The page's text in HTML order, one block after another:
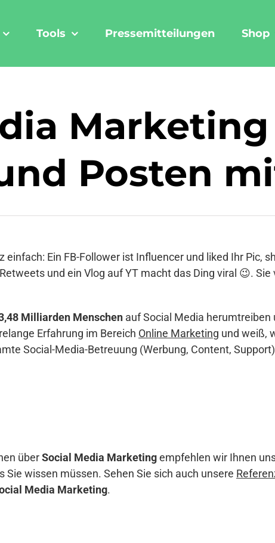
Tools Pressemitteilungen Shop
Marketing
Posten
einfach: Ein FB-Follower ist Influencer und liked Ihr Pic,
und ein Vlog auf YT macht das Ding viral 😉.
Milliarden Menschen auf Social Media
Erfahrung im Bereich Online Marketing und weiß,
Social-Media-Betreuung (Werbung, Content,
überSocial Media Marketingempfehlen wir Ihnen
Sie wissen müssen. Sehen Sie sich auch unsere
Media Marketing.